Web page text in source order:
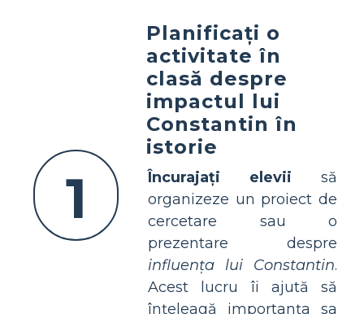
1
Planificați o
activitate în
clasă despre
impactul lui
Constantin în
istorie
Încurajați elevii să
organizeze un proiect de
cercetare sau o
prezentare despre
influența lui Constantin.
Acest lucru îi ajută să
înțeleagă importanța sa